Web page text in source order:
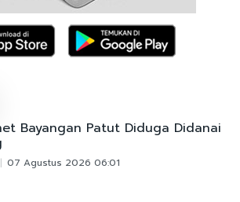
Bayangan Patut Diduga Didanai
07 Agustus 2026 06:01